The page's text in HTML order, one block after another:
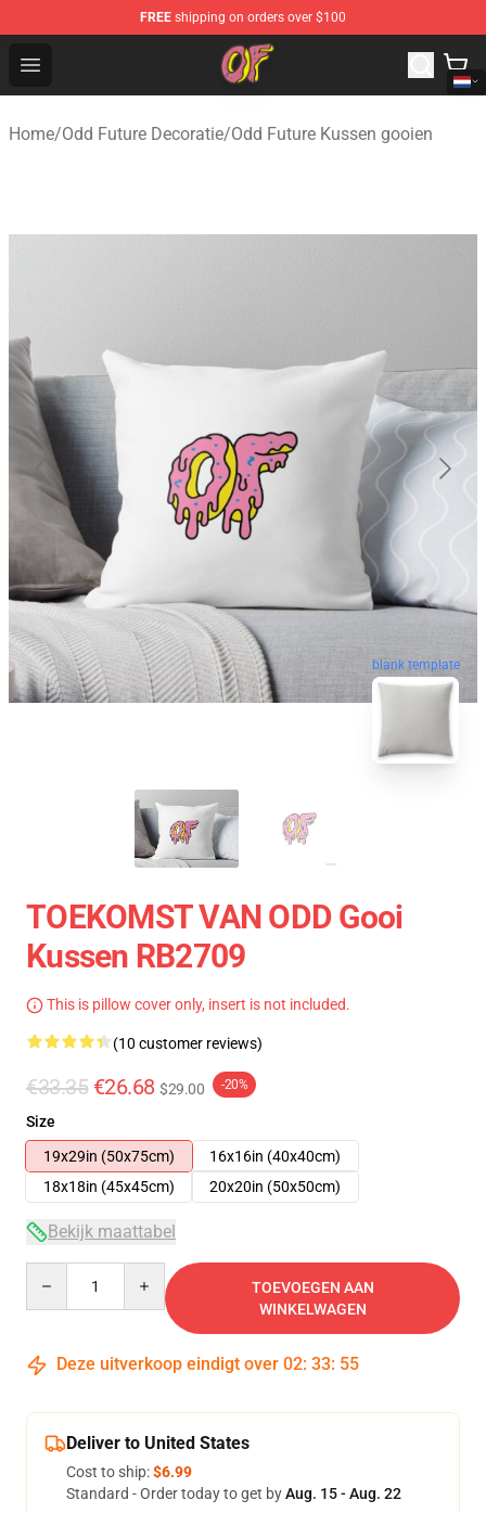
FREE shipping on orders over $100
Open menu
Odd Future Shop - Official Odd Future Merchandise Store
Home/Odd Future Decoratie/Odd Future Kussen gooien
blank template
TOEKOMST VAN ODD Gooi
Kussen RB2709
This is pillow cover only, insert is not included.
(10 customer reviews)
€33.35 €26.68 $29.00 -20%
Size
19x29in (50x75cm)
16x16in (40x40cm)
18x18in (45x45cm)
20x20in (50x50cm)
Bekijk maattabel
TOEVOEGEN AAN
WINKELWAGEN
Deze uitverkoop eindigt over 02: 33: 54
Deliver to United States
Cost to ship:$6.99
Standard - Order today to get byAug. 15 - Aug. 22